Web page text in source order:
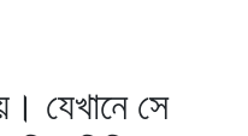
যেখানে সে